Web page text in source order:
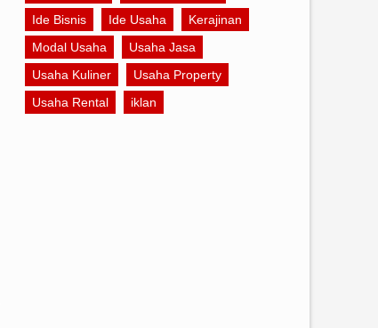
Ide Bisnis
Ide Usaha
Kerajinan
Modal Usaha
Usaha Jasa
Usaha Kuliner
Usaha Property
Usaha Rental
iklan